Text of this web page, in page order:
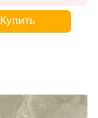
Купить